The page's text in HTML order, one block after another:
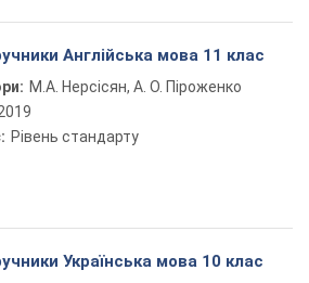
Англійська мова 11 клас
М.А. Нерсісян, А. О. Піроженко
Рівень стандарту
Українська мова 10 клас